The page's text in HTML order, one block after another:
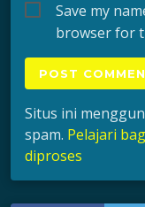
Save my
browser for
Situs ini
spam. Pelajari
diproses